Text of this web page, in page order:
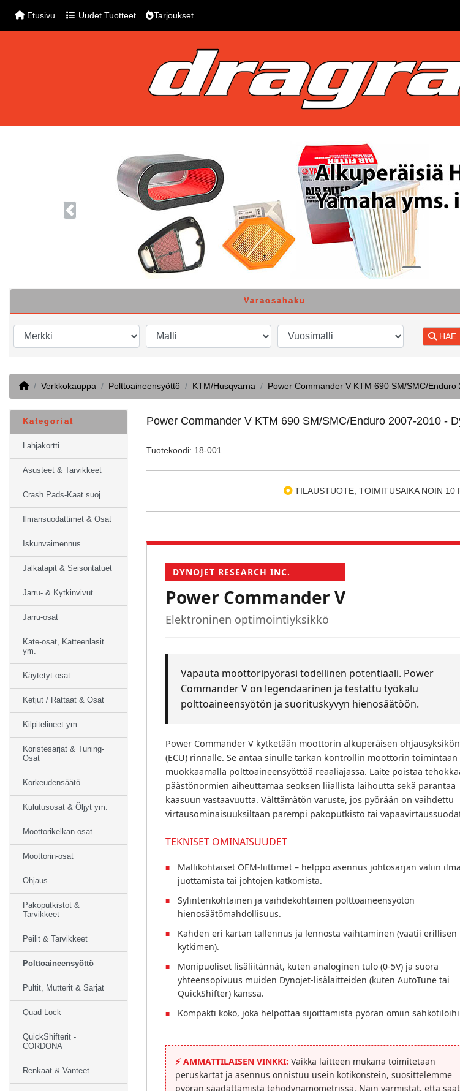
Etusivu Uudet Tuotteet Tarjoukset
Previous
Varaosahaku
HAE
HomeVerkkokauppa Polttoaineensyöttö KTM/Husqvarna Power Commander V KTM 690 SM/SMC/
Power Commander V KTM 690 SM/SMC/Enduro 2007-2010 -
Tuotekoodi: 18-001
TILAUSTUOTE, TOIMITUSAIKA NOIN 10
DYNOJET RESEARCH INC.
Power Commander V
Elektroninen optimointiyksikkö
Vapauta moottoripyöräsi todellinen potentiaali. Power
Commander V on legendaarinen ja testattu työkalu
polttoaineensyötön ja suorituskyvyn hienosäätöön.
Power Commander V kytketään moottorin alkuperäisen ohjausyksikön
(ECU) rinnalle. Se antaa sinulle tarkan kontrollin moottorin toimintaan
muokkaamalla polttoaineensyöttöä reaaliajassa. Laite poistaa
päästönormien aiheuttamaa seoksen liiallista laihoutta sekä parantaa
kaasuun vastaavuutta. Välttämätön varuste, jos pyörään on vaihdettu
virtausominaisuuksiltaan parempi pakoputkisto tai
TEKNISET OMINAISUUDET
Mallikohtaiset OEM-liittimet – helppo asennus johtosarjan väliin
juottamista tai johtojen katkomista.
Sylinterikohtainen ja vaihdekohtainen polttoaineensyötön
hienosäätömahdollisuus.
Kahden eri kartan tallennus ja lennosta vaihtaminen (vaatii erillisen
kytkimen).
Monipuoliset lisäliitännät, kuten analoginen tulo (0-5V) ja suora
yhteensopivuus muiden Dynojet-lisälaitteiden (kuten AutoTune tai
QuickShifter) kanssa.
Kompakti koko, joka helpottaa sijoittamista pyörän omiin
⚡ AMMATTILAISEN VINKKI: Vaikka laitteen mukana toimitetaan
peruskartat ja asennus onnistuu usein kotikonstein, suosittelemme
pyörän säädättämistä tehodynamometrissä. Näin varmistat, että saat
Kategoriat
Lahjakortti
Asusteet & Tarvikkeet
Crash Pads-Kaat.suoj.
Ilmansuodattimet & Osat
Iskunvaimennus
Jalkatapit & Seisontatuet
Jarru- & Kytkinvivut
Jarru-osat
Kate-osat, Katteenlasit
ym.
Käytetyt-osat
Ketjut / Rattaat & Osat
Kilpitelineet ym.
Koristesarjat & Tuning-
Osat
Korkeudensäätö
Kulutusosat & Öljyt ym.
Moottorikelkan-osat
Moottorin-osat
Ohjaus
Pakoputkistot &
Tarvikkeet
Peilit & Tarvikkeet
Polttoaineensyöttö
Pultit, Mutterit & Sarjat
Quad Lock
QuickShifterit -
CORDONA
Renkaat & Vanteet